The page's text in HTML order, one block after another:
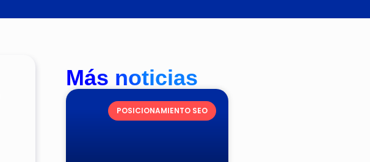
Más noticias
POSICIONAMIENTO SEO